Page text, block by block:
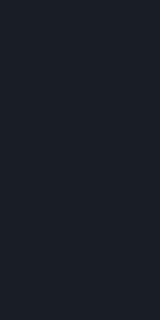
или под
или
компании Вы
по